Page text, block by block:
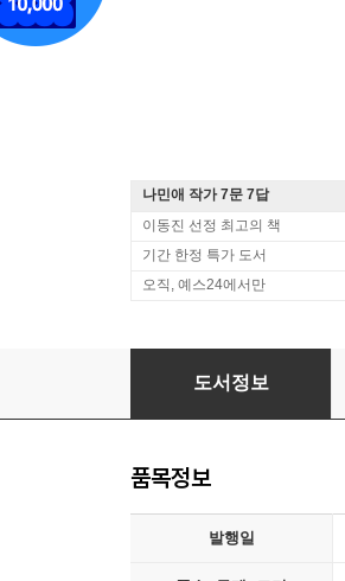
나민애 작가 7문 7답
이동진 선정 최고의 책
기간 한정 특가 도서
오직, 예스24에서만
반짝이는 박수 소리
도서정보
품목정보
발행일